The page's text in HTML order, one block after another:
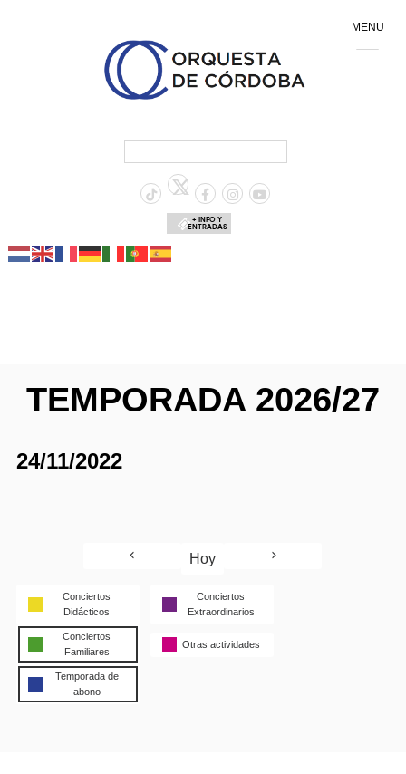
+ INFO Y
ENTRADAS
TEMPORADA 2026/27
24/11/2022
Hoy
Conciertos
Didácticos
Conciertos
Extraordinarios
Conciertos
Familiares
Otras actividades
Temporada de
abono
MENU